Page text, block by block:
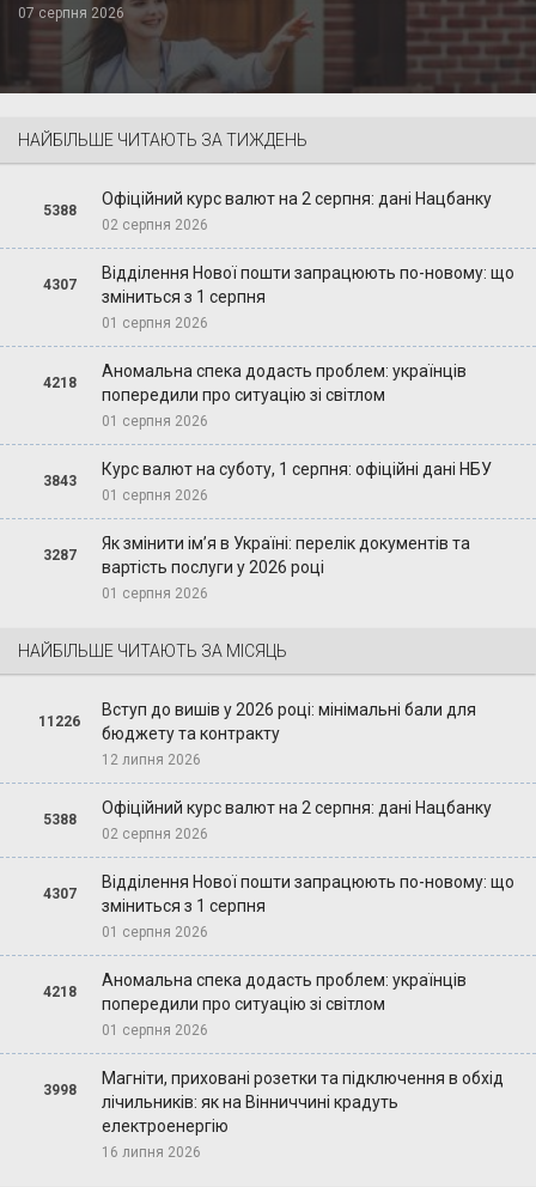
07 серпня 2026
НАЙБІЛЬШЕ ЧИТАЮТЬ ЗА ТИЖДЕНЬ
5388
Офіційний курс валют на 2 серпня: дані Нацбанку
02 серпня 2026
4307
Відділення Нової пошти запрацюють по-новому: що
зміниться з 1 серпня
01 серпня 2026
4218
Аномальна спека додасть проблем: українців
попередили про ситуацію зі світлом
01 серпня 2026
3843
Курс валют на суботу, 1 серпня: офіційні дані НБУ
01 серпня 2026
3287
Як змінити ім’я в Україні: перелік документів та
вартість послуги у 2026 році
01 серпня 2026
НАЙБІЛЬШЕ ЧИТАЮТЬ ЗА МІСЯЦЬ
11226
Вступ до вишів у 2026 році: мінімальні бали для
бюджету та контракту
12 липня 2026
5388
Офіційний курс валют на 2 серпня: дані Нацбанку
02 серпня 2026
4307
Відділення Нової пошти запрацюють по-новому: що
зміниться з 1 серпня
01 серпня 2026
4218
Аномальна спека додасть проблем: українців
попередили про ситуацію зі світлом
01 серпня 2026
3998
Магніти, приховані розетки та підключення в обхід
лічильників: як на Вінниччині крадуть
електроенергію
16 липня 2026